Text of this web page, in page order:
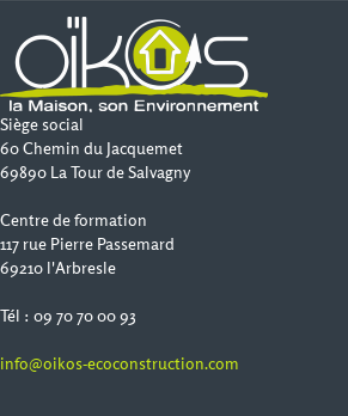
Siège social
60 Chemin du Jacquemet
69890 La Tour de Salvagny
Centre de formation
117 rue Pierre Passemard
69210 l'Arbresle
Tél : 09 70 70 00 93
info@oikos-ecoconstruction.com